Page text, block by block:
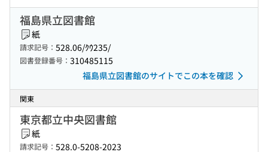
福島県立図書館
紙
請求記号： 528.06/ｸｳ235/
図書登録番号： 310485115
福島県立図書館のサイトでこの本を確認
関東
東京都立中央図書館
紙
請求記号： 528.0-5208-2023